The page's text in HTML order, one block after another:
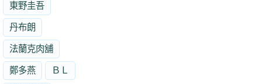
東野圭吾
丹布朗
法蘭克肉舖
鄭多燕 ＢＬ